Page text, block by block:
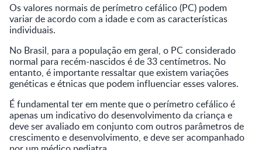
Os valores normais de perímetro cefálico (PC) podem
variar de acordo com a idade e com as características
individuais.
No Brasil, para a população em geral, o PC considerado
normal para recém-nascidos é de 33 centímetros. No
entanto, é importante ressaltar que existem variações
genéticas e étnicas que podem influenciar esses valores.
É fundamental ter em mente que o perímetro cefálico é
apenas um indicativo do desenvolvimento da criança e
deve ser avaliado em conjunto com outros parâmetros de
crescimento e desenvolvimento, e deve ser acompanhado